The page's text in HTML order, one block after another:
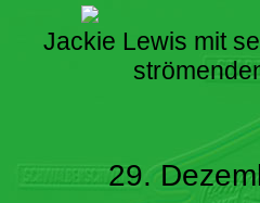
Jackie Lewis mit
29.